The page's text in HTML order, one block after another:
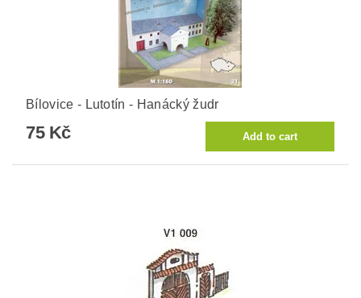
Bílovice - Lutotín - Hanácký žudr
75 Kč